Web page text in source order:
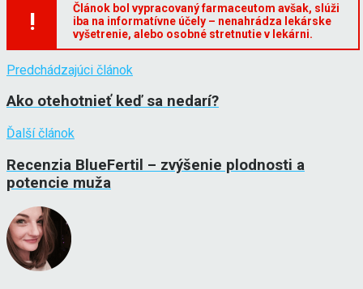
!
Článok bol vypracovaný farmaceutom avšak, slúži
iba na informatívne účely – nenahrádza lekárske
vyšetrenie, alebo osobné stretnutie v lekárni.
Predchádzajúci článok
Ako otehotnieť keď sa nedarí?
Ďalší článok
Recenzia BlueFertil – zvýšenie plodnosti a
potencie muža